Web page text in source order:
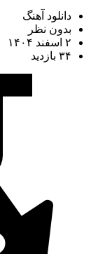
دانلود آهنگ
بدون نظر
۲ اسفند ۱۴۰۴
۳۴ بازدید